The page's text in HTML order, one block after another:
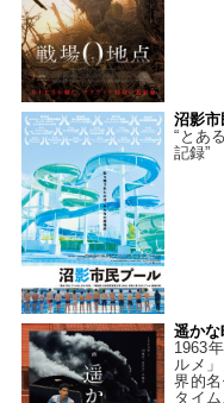
沼影
“とあ
記録”
遥か
1963
ルメ
界的
タイ